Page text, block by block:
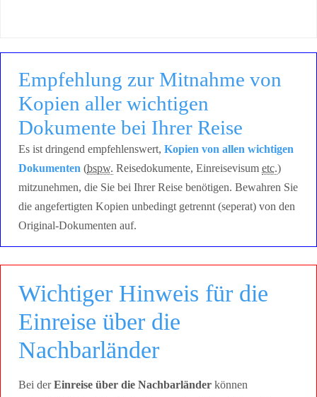
Empfehlung zur Mitnahme von
Kopien aller wichtigen
Dokumente bei Ihrer Reise
Es ist dringend empfehlenswert, Kopien von allen wichtigen
Dokumenten (bspw. Reisedokumente, Einreisevisum etc.)
mitzunehmen, die Sie bei Ihrer Reise benötigen. Bewahren Sie
die angefertigten Kopien unbedingt getrennt (seperat) von den
Original-Dokumenten auf.
Wichtiger Hinweis für die
Einreise über die
Nachbarländer
Bei derEinreise über die Nachbarländer können